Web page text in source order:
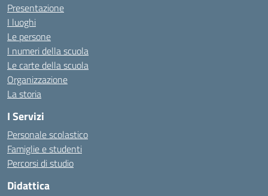
Presentazione
I luoghi
Le persone
I numeri della scuola
Le carte della scuola
Organizzazione
La storia
I Servizi
Personale scolastico
Famiglie e studenti
Percorsi di studio
Didattica